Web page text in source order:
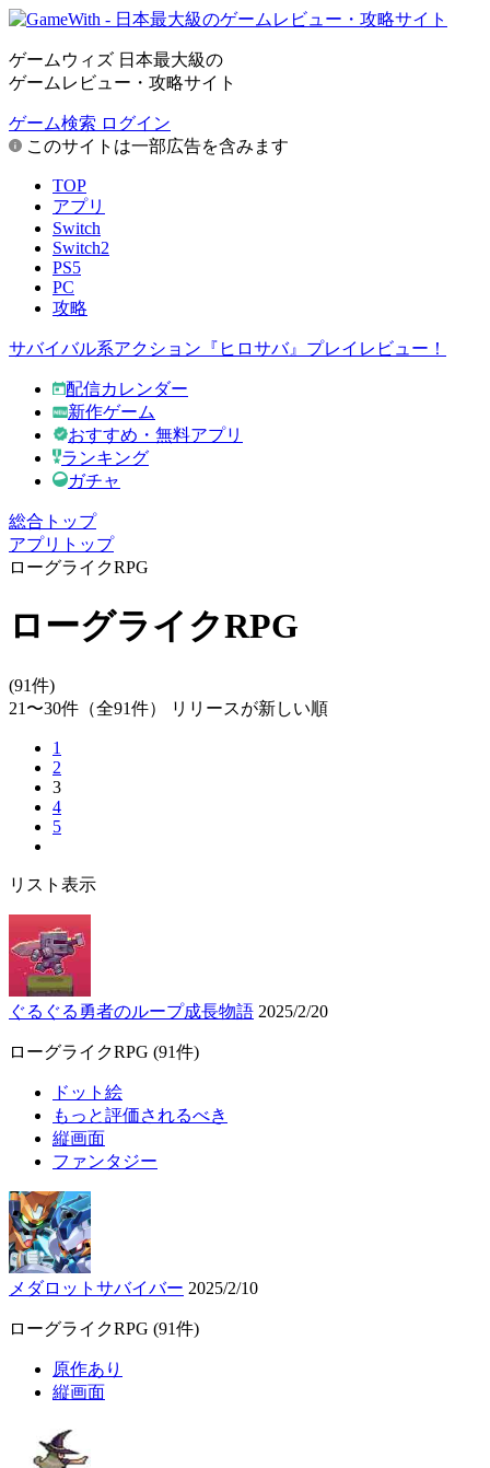
ゲームウィズ 日本最大級の
ゲームレビュー・攻略サイト
ゲーム検索 ログイン
このサイトは一部広告を含みます
TOP
アプリ
Switch
Switch2
PS5
PC
攻略
サバイバル系アクション『ヒロサバ』プレイレビュー！
配信カレンダー
新作ゲーム
おすすめ・無料アプリ
ランキング
ガチャ
総合トップ
アプリトップ
ローグライクRPG
ローグライクRPG
(91件)
21〜30件 （全91件） リリースが新しい順
1
2
3
4
5
リスト表示
ぐるぐる勇者のループ成長物語 2025/2/20
ローグライクRPG (91件)
ドット絵
もっと評価されるべき
縦画面
ファンタジー
メダロットサバイバー 2025/2/10
ローグライクRPG (91件)
原作あり
縦画面